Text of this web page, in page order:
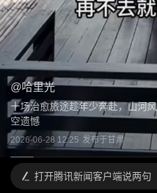
@哈里光
十场治愈旅途趁年少奔赴，山河
空遗憾
2026-06-28 12:25 发布于甘肃
打开腾讯新闻客户端说两句